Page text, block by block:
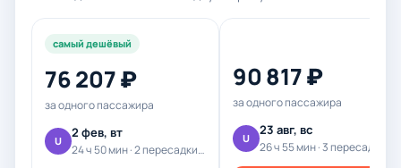
самый дешёвый
76 207 ₽
за одного пассажира
U
2 фев, вт
24 ч 50 мин · 2 пересадки · U
90 817 ₽
за одного пассажира
U
23 авг, вс